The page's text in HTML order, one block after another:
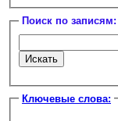
Поиск по записям:
Ключевые слова: